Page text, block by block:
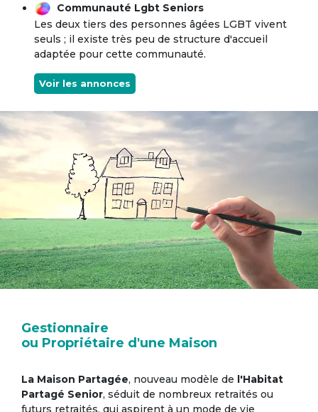
Communauté Lgbt Seniors
Les deux tiers des personnes âgées LGBT vivent
seuls ; il existe très peu de structure d'accueil
adaptée pour cette communauté.
Voir les annonces
Gestionnaire
ou Propriétaire d'une Maison
La Maison Partagée, nouveau modèle de l'Habitat
Partagé Senior, séduit de nombreux retraités ou
futurs retraités, qui aspirent à un mode de vie